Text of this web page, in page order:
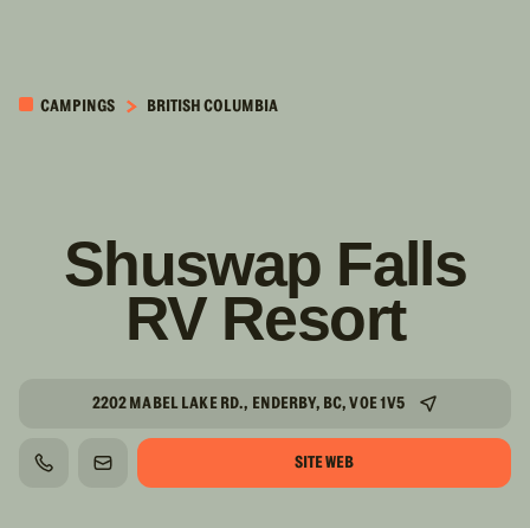
CONTENUCAMPINGS BRITISH COLUMBIA
Shuswap Falls
RV Resort
2202 MABEL LAKE RD., ENDERBY, BC, V0E 1V5
TÉLÉPHONECOURRIEL SITE WEB